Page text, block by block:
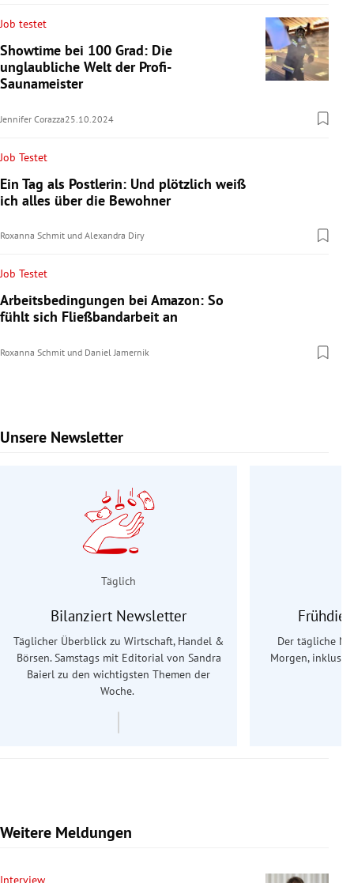
Job testet
Showtime bei 100 Grad: Die
unglaubliche Welt der Profi-
Saunameister
Jennifer Corazza25.10.2024
Job Testet
Ein Tag als Postlerin: Und plötzlich weiß
ich alles über die Bewohner
Roxanna Schmit und Alexandra Diry
Job Testet
Arbeitsbedingungen bei Amazon: So
fühlt sich Fließbandarbeit an
Roxanna Schmit und Daniel Jamernik
Unsere Newsletter
Slide 1 von 9
Täglich
Bilanziert Newsletter
Täglicher Überblick zu Wirtschaft, Handel &
Börsen. Samstags mit Editorial von Sandra
Baierl zu den wichtigsten Themen der
Woche.
Der tägliche
Morgen,
Weitere Meldungen
Interview